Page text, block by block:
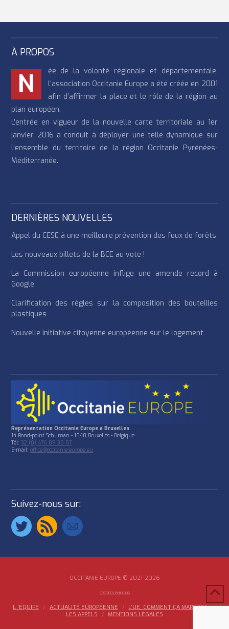
À PROPOS
N
ée de la volonté régionale et départementale,
l’association Occitanie Europe a été créée en 2001
afin d’affirmer la place et le rôle de la région au
plan européen.
L’entrée en vigueur de la nouvelle carte territoriale au 1er
janvier 2016 a conduit à déployer une telle dynamique sur
l’ensemble du territoire de la région Occitanie Pyrénées-
Méditerranée.
DERNIÈRES NOUVELLES
Appel du CESE à une meilleure prévention des feux de forêts
Les nouveaux billets de la BCE au vote !
La Commission européenne inflige une amende record à
Google
Clarification des règles sur la composition des bouteilles
plastiques
Nouvelle initiative citoyenne européenne sur le logement
Représentation Occitanie Europe à Bruxelles
14 Rond-point Schuman - 1040 Bruxelles - Belgique
Tél:32 (0) 476 89 35 57
E-mail:office@occitanie-europe.eu
Suivez-nous sur:
OCCITANIE EUROPE © 2021-2026
CRÉDITS PHOTOS
L ‘ÉQUIPE ACTUALITÉ EUROPÉENNE
L’UE, COMMENT ÇA MARCHE?
LES APPELS
MENTIONS LÉGALES